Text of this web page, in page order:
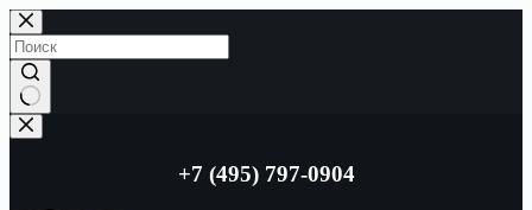
Перейти
к
сути
Ничего
не
+7 (495) 797-0904